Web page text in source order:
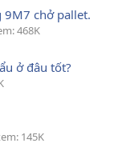
9M7 chở pallet.
468K
ở đâu tốt?
145K